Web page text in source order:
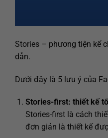
Stories – phương tiện kể
dẫn.
Dưới đây là 5 lưu ý của
Stories-first: thiết kế
Stories-first là cách
đơn giản là thiết kế